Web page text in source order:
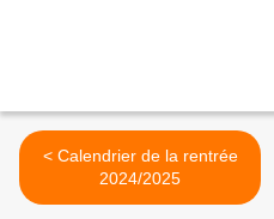
< Calendrier de la rentrée
2024/2025